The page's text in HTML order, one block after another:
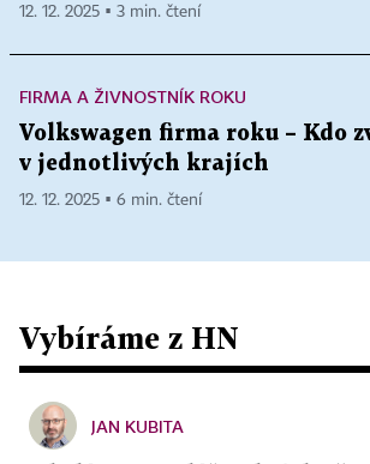
12. 12. 2025 ▪ 3 min. čtení
FIRMA A ŽIVNOSTNÍK ROKU
Volkswagen firma roku – Kdo
v jednotlivých krajích
12. 12. 2025 ▪ 6 min. čtení
Vybíráme z HN
JAN KUBITA